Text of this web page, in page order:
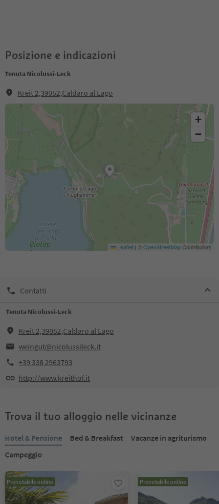
Posizione e indicazioni
Tenuta Nicolussi-Leck
Kreit 2,39052,Caldaro al Lago
+
−
Leaflet | ©OpenStreetMapContributors
Contatti
Tenuta Nicolussi-Leck
Kreit 2,39052,Caldaro al Lago
weingut@nicolussileck.it
+39 338 2963793
http://www.kreithof.it
Trova il tuo alloggio nelle vicinanze
Hotel & Pensione Bed & Breakfast
Vacanze in agriturismo
Campeggio
Prenotabile online Prenotabile online